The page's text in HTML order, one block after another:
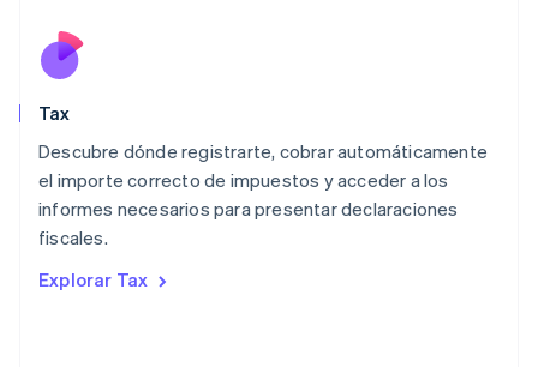
Tax
Descubre dónde registrarte, cobrar automáticamente
el importe correcto de impuestos y acceder a los
informes necesarios para presentar declaraciones
fiscales.
Explorar Tax
English
Luxemburgo
Malta
English
México
Noruega
English